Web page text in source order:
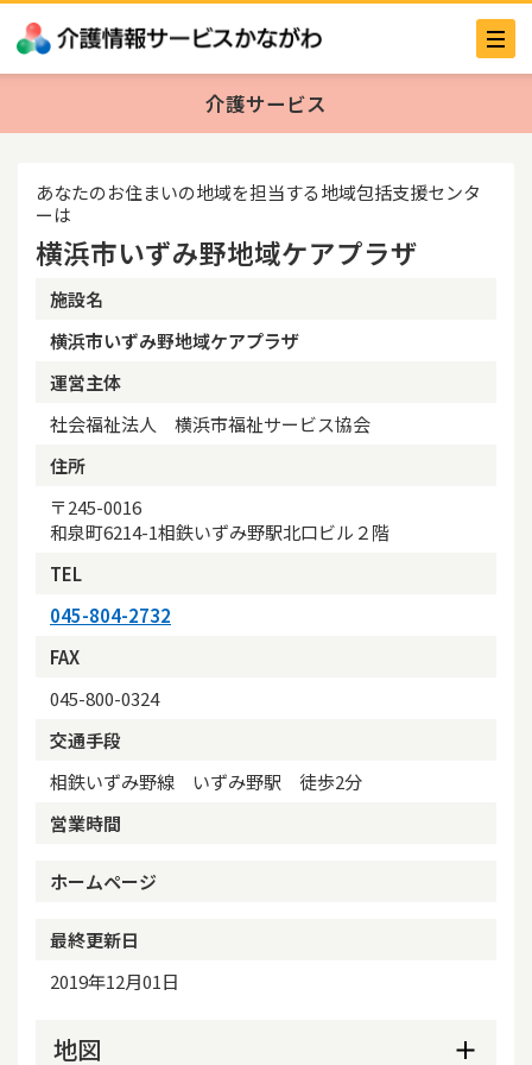
介護サービス
あなたのお住まいの地域を担当する地域包括支援センタ
ーは
横浜市いずみ野地域ケアプラザ
施設名
横浜市いずみ野地域ケアプラザ
運営主体
社会福祉法人 横浜市福祉サービス協会
住所
〒245-0016
和泉町6214-1相鉄いずみ野駅北口ビル２階
TEL
045-804-2732
FAX
045-800-0324
交通手段
相鉄いずみ野線 いずみ野駅 徒歩2分
営業時間
ホームページ
最終更新日
2019年12月01日
地図